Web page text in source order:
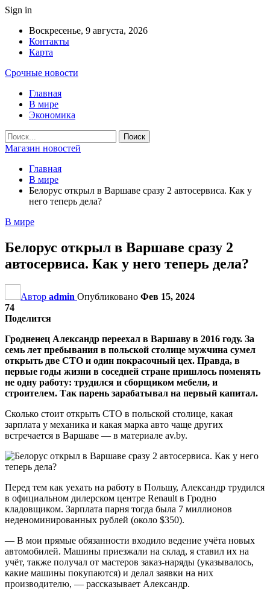
Sign in
Воскресенье, 9 августа, 2026
Контакты
Карта
Срочные новости
Главная
В мире
Экономика
Магазин новостей
Главная
В мире
Белорус открыл в Варшаве сразу 2 автосервиса. Как у
него теперь дела?
В мире
Белорус открыл в Варшаве сразу 2
автосервиса. Как у него теперь дела?
Автор admin Опубликовано Фев 15, 2024
74
Поделится
Гродненец Александр переехал в Варшаву в 2016 году. За
семь лет пребывания в польской столице мужчина сумел
открыть две СТО и один покрасочный цех. Правда, в
первые годы жизни в соседней стране пришлось поменять
не одну работу: трудился и сборщиком мебели, и
строителем. Так парень зарабатывал на первый капитал.
Сколько стоит открыть СТО в польской столице, какая
зарплата у механика и какая марка авто чаще других
встречается в Варшаве — в материале av.by.
Перед тем как уехать на работу в Польшу, Александр трудился
в официальном дилерском центре Renault в Гродно
кладовщиком. Зарплата парня тогда была 7 миллионов
неденоминированных рублей (около $350).
— В мои прямые обязанности входило ведение учёта новых
автомобилей. Машины приезжали на склад, я ставил их на
учёт, также получал от мастеров заказ-наряды (указывалось,
какие машины покупаются) и делал заявки на них
производителю, — рассказывает Александр.